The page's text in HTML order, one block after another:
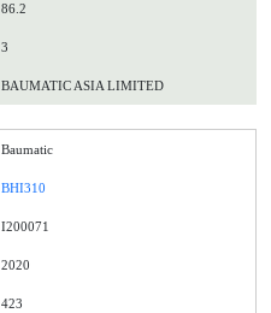
86.2
3
BAUMATIC ASIA LIMITED
Baumatic
BHI310
I200071
2020
423